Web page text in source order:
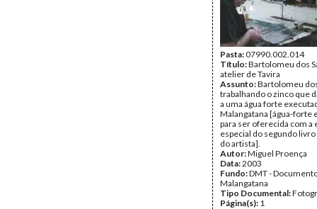
Pasta:07990.002.014
Título:Bartolomeu dos
atelier de Tavira
Assunto:Bartolomeu
trabalhando o zinco que
a uma água forte
Malangatana [água-forte
para ser oferecida com a
especial do segundo
do artista].
Autor:Miguel Proença
Data:2003
Fundo:DMT -
Malangatana
Tipo Documental:
Página(s): 1